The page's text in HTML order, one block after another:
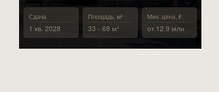
от 12.9 млн
Мин. цена, ₽
33 - 69 м²
Площадь, м²
1 кв. 2028
Сдача